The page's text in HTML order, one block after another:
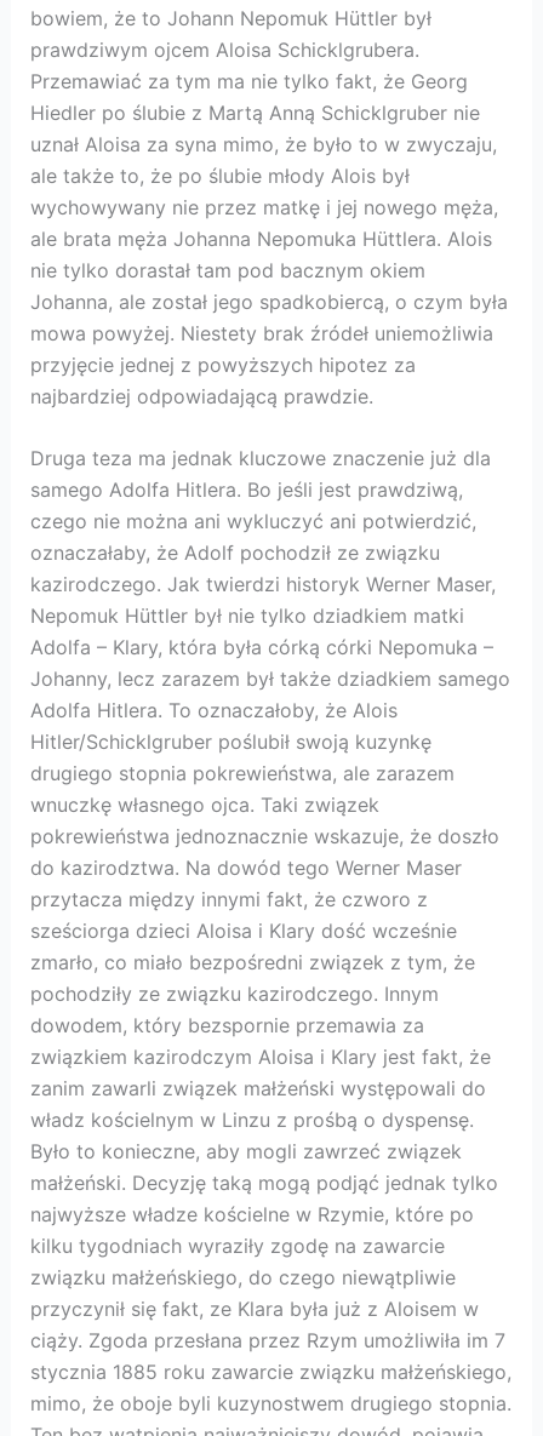
bowiem, że to Johann Nepomuk Hüttler był
prawdziwym ojcem Aloisa Schicklgrubera.
Przemawiać za tym ma nie tylko fakt, że Georg
Hiedler po ślubie z Martą Anną Schicklgruber nie
uznał Aloisa za syna mimo, że było to w zwyczaju,
ale także to, że po ślubie młody Alois był
wychowywany nie przez matkę i jej nowego męża,
ale brata męża Johanna Nepomuka Hüttlera. Alois
nie tylko dorastał tam pod bacznym okiem
Johanna, ale został jego spadkobiercą, o czym była
mowa powyżej. Niestety brak źródeł uniemożliwia
przyjęcie jednej z powyższych hipotez za
najbardziej odpowiadającą prawdzie.
Druga teza ma jednak kluczowe znaczenie już dla
samego Adolfa Hitlera. Bo jeśli jest prawdziwą,
czego nie można ani wykluczyć ani potwierdzić,
oznaczałaby, że Adolf pochodził ze związku
kazirodczego. Jak twierdzi historyk Werner Maser,
Nepomuk Hüttler był nie tylko dziadkiem matki
Adolfa – Klary, która była córką córki Nepomuka –
Johanny, lecz zarazem był także dziadkiem samego
Adolfa Hitlera. To oznaczałoby, że Alois
Hitler/Schicklgruber poślubił swoją kuzynkę
drugiego stopnia pokrewieństwa, ale zarazem
wnuczkę własnego ojca. Taki związek
pokrewieństwa jednoznacznie wskazuje, że doszło
do kazirodztwa. Na dowód tego Werner Maser
przytacza między innymi fakt, że czworo z
sześciorga dzieci Aloisa i Klary dość wcześnie
zmarło, co miało bezpośredni związek z tym, że
pochodziły ze związku kazirodczego. Innym
dowodem, który bezspornie przemawia za
związkiem kazirodczym Aloisa i Klary jest fakt, że
zanim zawarli związek małżeński występowali do
władz kościelnym w Linzu z prośbą o dyspensę.
Było to konieczne, aby mogli zawrzeć związek
małżeński. Decyzję taką mogą podjąć jednak tylko
najwyższe władze kościelne w Rzymie, które po
kilku tygodniach wyraziły zgodę na zawarcie
związku małżeńskiego, do czego niewątpliwie
przyczynił się fakt, ze Klara była już z Aloisem w
ciąży. Zgoda przesłana przez Rzym umożliwiła im 7
stycznia 1885 roku zawarcie związku małżeńskiego,
mimo, że oboje byli kuzynostwem drugiego stopnia.